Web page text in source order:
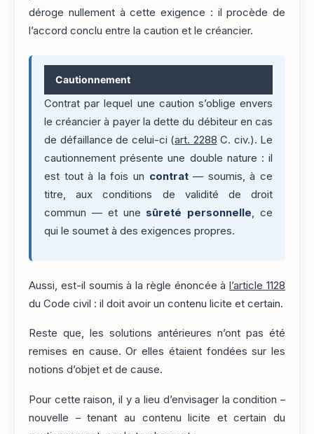
déroge nullement à cette exigence : il procède de
l’accord conclu entre la caution et le créancier.
Cautionnement
Contrat par lequel une caution s’oblige envers
le créancier à payer la dette du débiteur en cas
de défaillance de celui-ci (art. 2288 C. civ.). Le
cautionnement présente une double nature : il
est tout à la fois un contrat— soumis, à ce
titre, aux conditions de validité de droit
commun — et une sûreté personnelle, ce
qui le soumet à des exigences propres.
Aussi, est-il soumis à la règle énoncée àl’article 1128
du Code civil : il doit avoir un contenu licite et certain.
Reste que, les solutions antérieures n’ont pas été
remises en cause. Or elles étaient fondées sur les
notions d’objet et de cause.
Pour cette raison, il y a lieu d’envisager la condition –
nouvelle – tenant au contenu licite et certain du